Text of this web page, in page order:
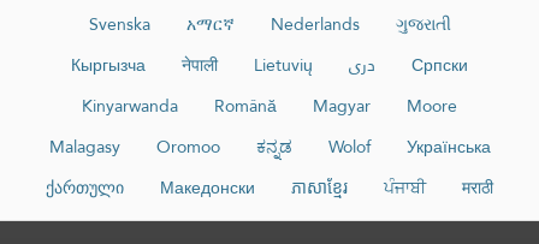
Svenska
አማርኛ Nederlands
ગુજરાતી
Кыргызча
नेपाली Lietuvių دری
Српски
Kinyarwanda
Română Magyar
Moore
Malagasy
Oromoo ಕನ್ನಡ Wolof
Українська
ქართული
Македонски ភាសាខ្មែរ ਪੰਜਾਬੀ मराठी